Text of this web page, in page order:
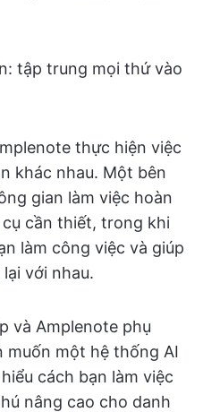
tập trung mọi thứ vào
thực hiện việc
khác nhau. Một bên
gian làm việc hoàn
cần thiết, trong khi
làm công việc và giúp
với nhau.
và Amplenote phụ
muốn một hệ thống AI
cách bạn làm việc
nâng cao cho danh